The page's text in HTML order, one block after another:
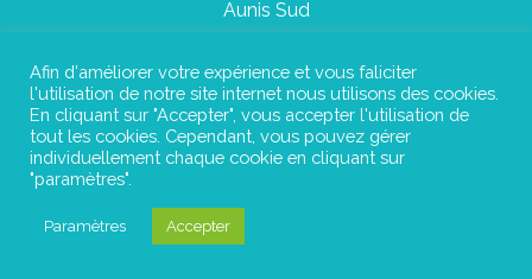
Aunis Sud
Plan du site
Mentions légales
©Instant Urbain
Afin d'améliorer votre expérience et vous faliciter
l'utilisation de notre site internet nous utilisons des cookies.
En cliquant sur "Accepter", vous accepter l'utilisation de
tout les cookies. Cependant, vous pouvez gérer
individuellement chaque cookie en cliquant sur
"paramètres".
Paramètres Accepter